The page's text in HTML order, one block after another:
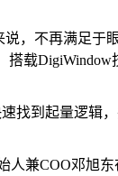
，不再满足于
载
找到起量逻辑
兼COO邓旭东